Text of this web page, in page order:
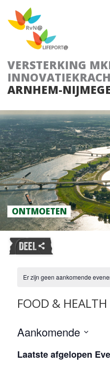
VERSTERKING
ARNHEM-
ONTMOETEN
Er zijn geen aankomende
FOOD & HEALTH
Aankomende
een
Laatste afgelopen